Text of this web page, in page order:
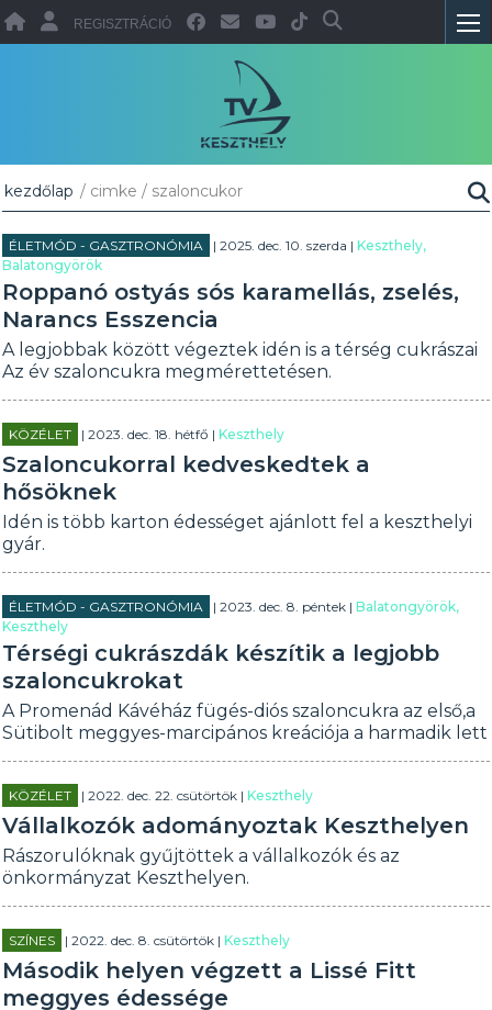
REGISZTRÁCIÓ
kezdőlap / cimke / szaloncukor
ÉLETMÓD - GASZTRONÓMIA | 2025. dec. 10. szerda |Keszthely,
Balatongyörök
Roppanó ostyás sós karamellás, zselés,
Narancs Esszencia
A legjobbak között végeztek idén is a térség cukrászai
Az év szaloncukra megmérettetésen.
KÖZÉLET | 2023. dec. 18. hétfő |Keszthely
Szaloncukorral kedveskedtek a
hősöknek
Idén is több karton édességet ajánlott fel a keszthelyi
gyár.
ÉLETMÓD - GASZTRONÓMIA | 2023. dec. 8. péntek |Balatongyörök,
Keszthely
Térségi cukrászdák készítik a legjobb
szaloncukrokat
A Promenád Kávéház fügés-diós szaloncukra az első,a
Sütibolt meggyes-marcipános kreációja a harmadik lett
KÖZÉLET | 2022. dec. 22. csütörtök |Keszthely
Vállalkozók adományoztak Keszthelyen
Rászorulóknak gyűjtöttek a vállalkozók és az
önkormányzat Keszthelyen.
SZÍNES | 2022. dec. 8. csütörtök |Keszthely
Második helyen végzett a Lissé Fitt
meggyes édessége